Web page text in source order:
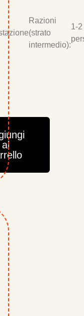
Razioni
(strato
intermedio):
1-2
al